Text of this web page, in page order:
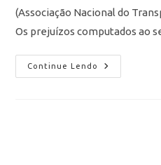
(Associação Nacional do
Os prejuízos computados ao
Continue Lendo